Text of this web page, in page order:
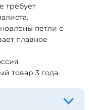
требует
петли с
плавное
товар 3 года.